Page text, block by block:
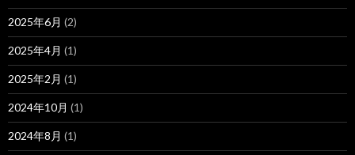
2025年6月 (2)
2025年4月 (1)
2025年2月 (1)
2024年10月 (1)
2024年8月 (1)